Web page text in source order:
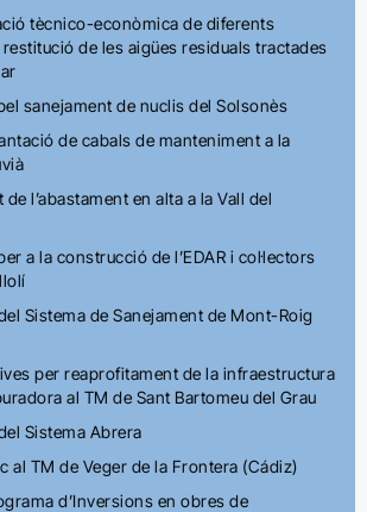
tècnico-econòmica de diferents
de les aigües residuals tractades
sanejament de nuclis del Solsonès
de cabals de manteniment a la
l’abastament en alta a la Vall del
a la construcció de l’EDAR i col·lectors
Sistema de Sanejament de Mont-Roig
per reaprofitament de la infraestructura
al TM de Sant Bartomeu del Grau
Sistema Abrera
al TM de Veger de la Frontera (Cádiz)
d’Inversions en obres de